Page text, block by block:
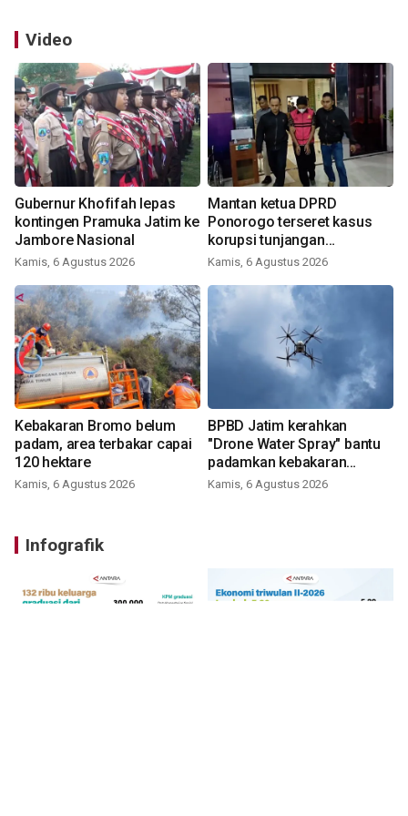
Video
Gubernur Khofifah lepas
kontingen Pramuka Jatim ke
Jambore Nasional
Kamis, 6 Agustus 2026
Mantan ketua DPRD
Ponorogo terseret kasus
korupsi tunjangan
perumahan
Kamis, 6 Agustus 2026
Kebakaran Bromo belum
padam, area terbakar capai
120 hektare
Kamis, 6 Agustus 2026
BPBD Jatim kerahkan
"Drone Water Spray" bantu
padamkan kebakaran
Bromo
Kamis, 6 Agustus 2026
Infografik